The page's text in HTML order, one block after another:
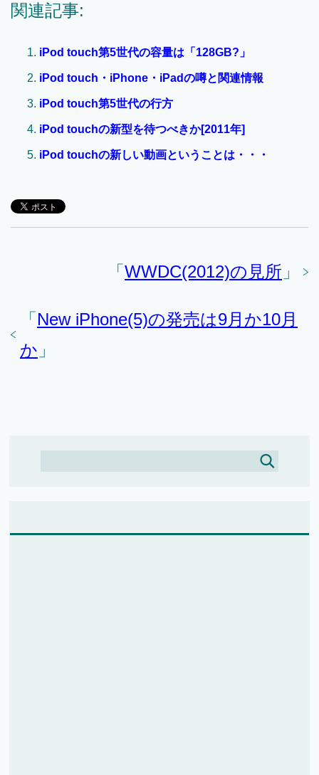
関連記事:
iPod touch第5世代の容量は「128GB?」
iPod touch・iPhone・iPadの噂と関連情報
iPod touch第5世代の行方
iPod touchの新型を待つべきか[2011年]
iPod touchの新しい動画ということは・・・
「 WWDC(2012)の見所 」
「 New iPhone(5)の発売は9月か10月
か 」